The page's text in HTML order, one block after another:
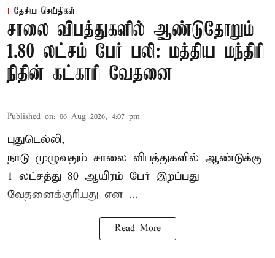
தேசிய செய்திகள்
சாலை விபத்துகளில் ஆண்டுதோறும்
1.80 லட்சம் பேர் பலி: மத்திய மந்திரி
நிதின் கட்காரி வேதனை
Published on: 06 Aug 2026, 4:07 pm
புதுடெல்லி,
நாடு முழுவதும் சாலை விபத்துகளில் ஆண்டுக்கு
1 லட்சத்து 80 ஆயிரம் பேர் இறப்பது
வேதனைக்குரியது என ...
Read More